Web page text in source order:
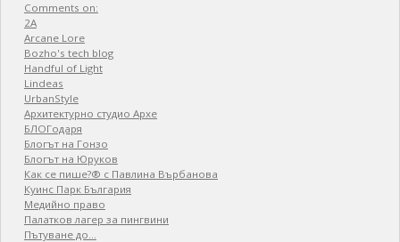
Comments on:
2A
Arcane Lore
Bozho's tech blog
Handful of Light
Lindeas
UrbanStyle
Архитектурно студио Архе
БЛОГодаря
Блогът на Гонзо
Блогът на Юруков
Как се пише?® с Павлина Върбанова
Куинс Парк България
Медийно право
Палатков лагер зa пингвини
Пътуване до…